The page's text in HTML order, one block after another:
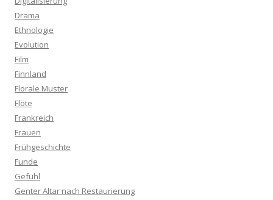
Drama
Ethnologie
Evolution
Film
Finnland
Florale Muster
Flöte
Frankreich
Frauen
Frühgeschichte
Funde
Gefühl
Genter Altar nach Restaurierung